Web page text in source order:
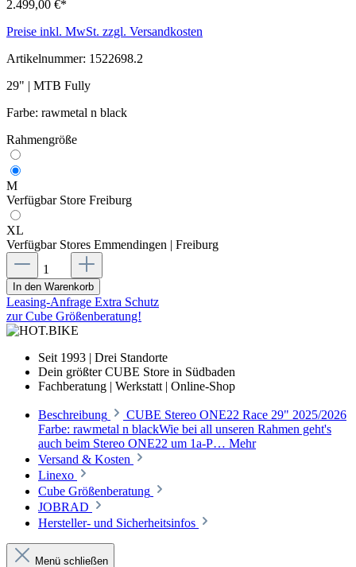
2.499,00 €*
Preise inkl. MwSt. zzgl. Versandkosten
Artikelnummer: 1522698.2
29" | MTB Fully
Farbe: rawmetal n black
Rahmengröße
M
Verfügbar Store Freiburg
XL
Verfügbar Stores Emmendingen | Freiburg
In den Warenkorb
Leasing-Anfrage Extra Schutz
zur Cube Größenberatung!
Seit 1993 | Drei Standorte
Dein größter CUBE Store in Südbaden
Fachberatung | Werkstatt | Online-Shop
Beschreibung
CUBE Stereo ONE22 Race 29" 2025/2026
Farbe: rawmetal n blackWie bei all unseren Rahmen geht's
auch beim Stereo ONE22 um 1a-P… Mehr
Versand & Kosten
Linexo
Cube Größenberatung
JOBRAD
Hersteller- und Sicherheitsinfos
Menü schließen